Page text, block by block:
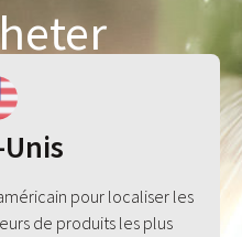
pour localiser les
de produits les plus